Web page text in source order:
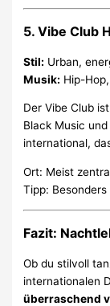
5.Vibe Club
Stil: Urban,
Musik: Hip-Hop,
Der Vibe Club
Black Music
international,
Ort: Meist
Tipp:
Fazit:
Ob du stilvoll
internationalen
überraschend